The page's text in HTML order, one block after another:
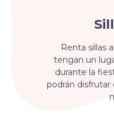
Renta sillas
tengan un
durante la
podrán disfrutar